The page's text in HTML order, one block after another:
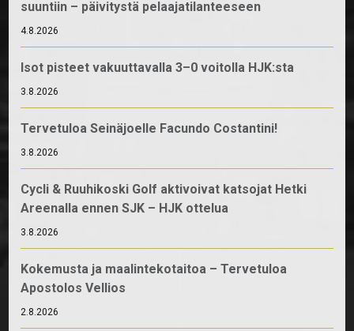
suuntiin – päivitystä pelaajatilanteeseen
4.8.2026
Isot pisteet vakuuttavalla 3–0 voitolla HJK:sta
3.8.2026
Tervetuloa Seinäjoelle Facundo Costantini!
3.8.2026
Cycli & Ruuhikoski Golf aktivoivat katsojat Hetki
Areenalla ennen SJK – HJK ottelua
3.8.2026
Kokemusta ja maalintekotaitoa – Tervetuloa
Apostolos Vellios
2.8.2026